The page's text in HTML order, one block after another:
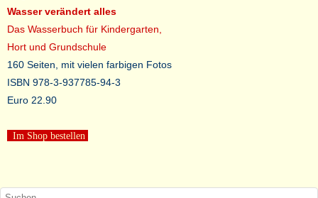
Wasser verändert alles
Das Wasserbuch für Kindergarten,
Hort und Grundschule
160 Seiten, mit vielen farbigen Fotos
ISBN 978-3-937785-94-3
Euro 22.90
Im Shop bestellen